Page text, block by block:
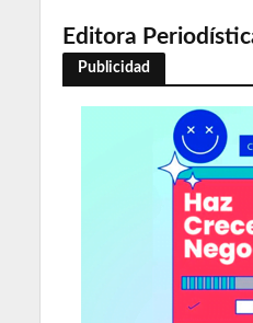
Editora
Publicidad